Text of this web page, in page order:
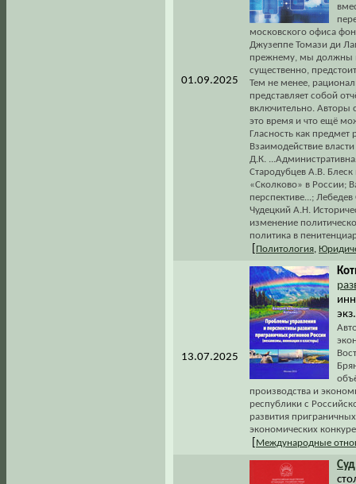
01.09.2025
московского офиса
Джузеппе Томази ди
прежнему, мы должны
существенно,
Тем не менее,
представляет собой
включительно. Авторы
это время и что ещё
Гласность как
Взаимодействие
Д.К.
Стародубцев А.В.
«Сколково» в России;
перспективе...;
Чудецкий А.Н.
изменение
политика в
Политология
13.07.2025
производства и
республики с
развития
экономических
Международные